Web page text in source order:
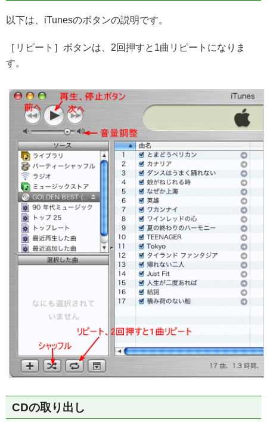
以下は、iTunesのボタンの説明です。
［リピート］ボタンは、2回押すと1曲リピートになりま
す。
CDの取り出し